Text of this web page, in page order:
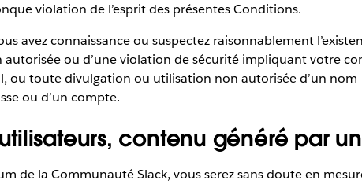
violation de l’esprit des présentes Conditions.
avez connaissance ou suspectez raisonnablement
ou d’une violation de sécurité impliquant votre
ou toute divulgation ou utilisation non autorisée d’un nom
ou d’un compte.
contenu généré par
de la Communauté Slack, vous serez sans doute en